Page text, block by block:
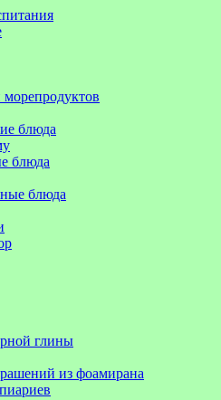
блюда
блюда
блюда
глины
из фоамирана